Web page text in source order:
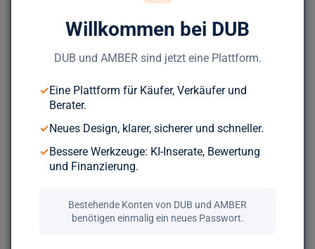
Willkommen bei DUB
DUB und AMBER sind jetzt eine Plattform.
✓Eine Plattform für Käufer, Verkäufer und
Berater.
✓Neues Design, klarer, sicherer und schneller.
✓Bessere Werkzeuge: KI-Inserate, Bewertung
und Finanzierung.
Bestehende Konten von DUB und AMBER
benötigen einmalig ein neues Passwort.
Unternehmensnachfolge.
Bereit für deinen nächsten Deal?
Durchsuche über 5.000 geprüfte Unternehmen aus ganz